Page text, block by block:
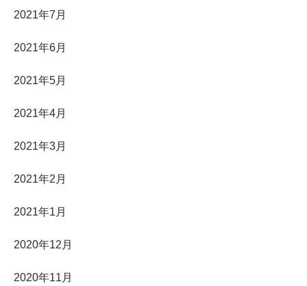
2021年7月
2021年6月
2021年5月
2021年4月
2021年3月
2021年2月
2021年1月
2020年12月
2020年11月